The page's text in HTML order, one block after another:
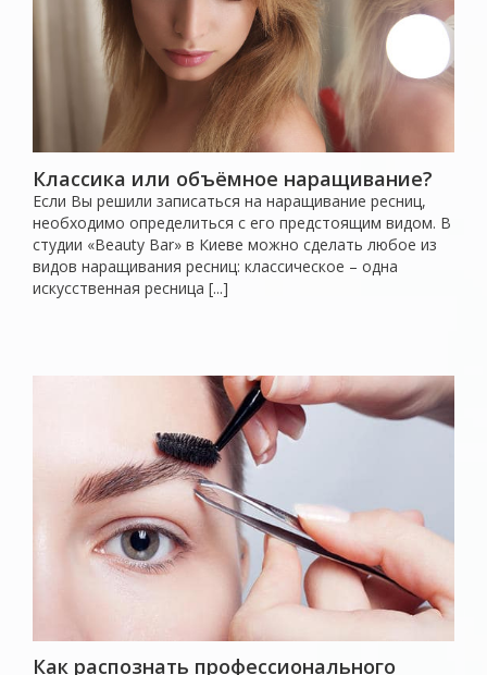
Классика или объёмное наращивание?
Если Вы решили записаться на наращивание ресниц,
необходимо определиться с его предстоящим видом. В
студии «Beauty Bar» в Киеве можно сделать любое из
видов наращивания ресниц: классическое – одна
искусственная ресница [...]
Как распознать профессионального